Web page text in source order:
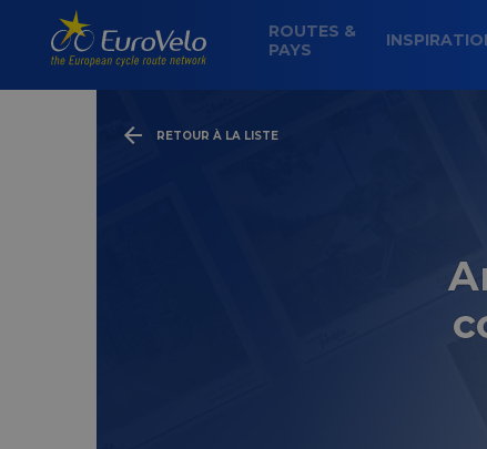
ROUTES &
PAYS
RETOUR À LA LISTE